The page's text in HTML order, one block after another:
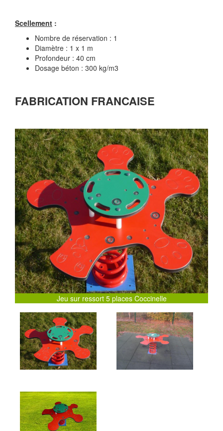
Scellement :
Nombre de réservation : 1
Diamètre : 1 x 1 m
Profondeur : 40 cm
Dosage béton : 300 kg/m3
FABRICATION FRANCAISE
Jeu sur ressort 5 places Coccinelle
Previous Next